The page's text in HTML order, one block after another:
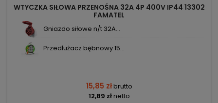
WTYCZKA SIŁOWA PRZENOŚNA 32A 4P 400V IP44 13302
FAMATEL
Gniazdo siłowe n/t 32A...
Przedłużacz bębnowy 15...
15,85 złbrutto
12,89 złnetto